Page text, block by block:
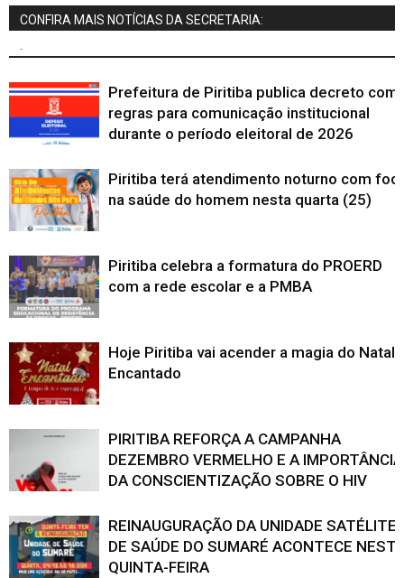
CONFIRA MAIS NOTÍCIAS DA SECRETARIA:
.
Prefeitura de Piritiba publica decreto com
regras para comunicação institucional
durante o período eleitoral de 2026
Piritiba terá atendimento noturno com
na saúde do homem nesta quarta (25)
Piritiba celebra a formatura do PROERD
com a rede escolar e a PMBA
Hoje Piritiba vai acender a magia do Natal
Encantado
PIRITIBA REFORÇA A CAMPANHA
DEZEMBRO VERMELHO E A IMPORTÂNCIA
DA CONSCIENTIZAÇÃO SOBRE O HIV
REINAUGURAÇÃO DA UNIDADE SATÉLITE
DE SAÚDE DO SUMARÉ ACONTECE
QUINTA-FEIRA